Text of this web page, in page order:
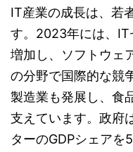
IT産業の成長は、若
す。2023年には、IT
増加し、ソフトウェ
の分野で国際的な競
製造業も発展し、食
支えています。政府
ターのGDPシェアを